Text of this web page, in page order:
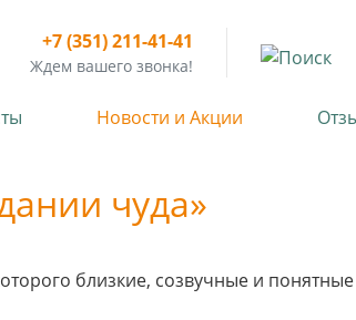
+7 (351) 211-41-41
Ждем вашего звонка!
Новости и Акции
чуда»
близкие, созвучные и